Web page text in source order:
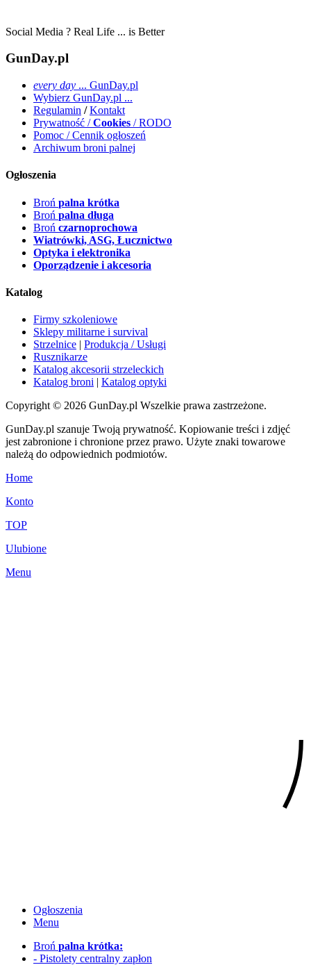
Social Media ? Real Life ... is Better
GunDay.pl
every day ... GunDay.pl
Wybierz GunDay.pl ...
Regulamin / Kontakt
Prywatność /Cookies / RODO
Pomoc / Cennik ogłoszeń
Archiwum broni palnej
Ogłoszenia
Broń palna krótka
Broń palna długa
Broń czarnoprochowa
Wiatrówki, ASG, Łucznictwo
Optyka i elektronika
Oporządzenie i akcesoria
Katalog
Firmy szkoleniowe
Sklepy militarne i survival
Strzelnice | Produkcja / Usługi
Rusznikarze
Katalog akcesorii strzeleckich
Katalog broni | Katalog optyki
Copyright © 2026 GunDay.pl Wszelkie prawa zastrzeżone.
GunDay.pl szanuje Twoją prywatność. Kopiowanie treści i zdjęć
jest zabronione i chronione przez prawo. Użyte znaki towarowe
należą do odpowiednich podmiotów.
Home
Konto
TOP
Ulubione
Menu
Ogłoszenia
Menu
Broń palna krótka:
- Pistolety centralny zapłon